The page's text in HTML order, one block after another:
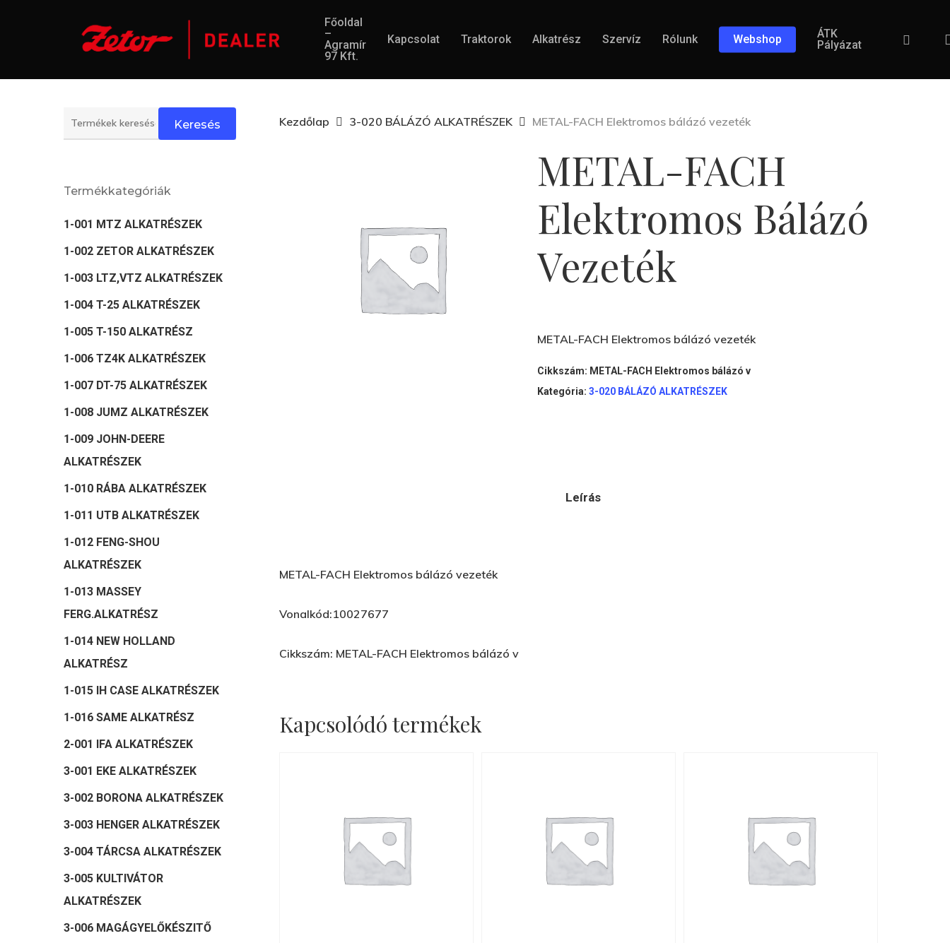
content
Hit enter to search or ESC to close
Főoldal
–
Agramír
97 Kft.
Kapcsolat Traktorok Alkatrész Szervíz Rólunk Webshop
ÁTK
Pályázat
Facebook
Keresés
a
Keresés
Termékkategóriák
1-001 MTZ ALKATRÉSZEK
1-002 ZETOR ALKATRÉSZEK
1-003 LTZ,VTZ ALKATRÉSZEK
1-004 T-25 ALKATRÉSZEK
1-005 T-150 ALKATRÉSZ
1-006 TZ4K ALKATRÉSZEK
1-007 DT-75 ALKATRÉSZEK
1-008 JUMZ ALKATRÉSZEK
1-009 JOHN-DEERE
ALKATRÉSZEK
1-010 RÁBA ALKATRÉSZEK
1-011 UTB ALKATRÉSZEK
1-012 FENG-SHOU
ALKATRÉSZEK
1-013 MASSEY
FERG.ALKATRÉSZ
1-014 NEW HOLLAND
ALKATRÉSZ
1-015 IH CASE ALKATRÉSZEK
1-016 SAME ALKATRÉSZ
2-001 IFA ALKATRÉSZEK
3-001 EKE ALKATRÉSZEK
3-002 BORONA ALKATRÉSZEK
3-003 HENGER ALKATRÉSZEK
3-004 TÁRCSA ALKATRÉSZEK
3-005 KULTIVÁTOR
ALKATRÉSZEK
3-006 MAGÁGYELŐKÉSZITŐ
Kezdőlap 3-020 BÁLÁZÓ ALKATRÉSZEK METAL-FACH Elektromos bálázó vezeték
METAL-FACH
Elektromos Bálázó
Vezeték
METAL-FACH Elektromos bálázó vezeték
Cikkszám: METAL-FACH Elektromos bálázó v
Kategória:3-020 BÁLÁZÓ ALKATRÉSZEK
Leírás
METAL-FACH Elektromos bálázó vezeték
Vonalkód:10027677
Cikkszám: METAL-FACH Elektromos bálázó v
Kapcsolódó termékek